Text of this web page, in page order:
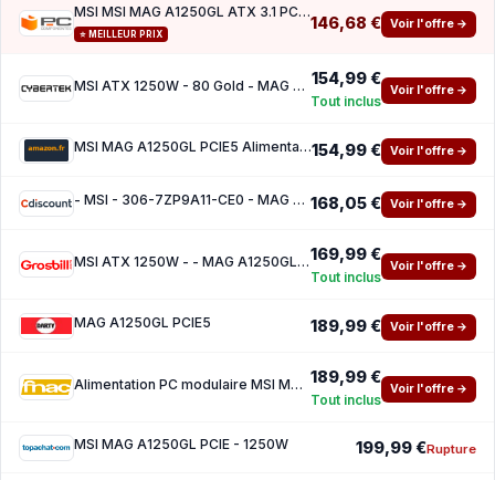
MSI MSI MAG A1250GL ATX 3.1 PCIe 5.1 1250W 80 Plus Gold Modulaire
⭐ MEILLEUR PRIX
146,68 € Voir l'offre →
MSI ATX 1250W - 80 Gold - MAG A1250GL PCIE5 Noir 154,99 €
Tout inclus
Voir l'offre →
MSI MAG A1250GL PCIE5 Alimentation modulaire ATX 3.1, 80 Plus Gold154,99 € Voir l'offre →
- MSI - 306-7ZP9A11-CE0 - MAG A1250GL PCIE5 168,05 € Voir l'offre →
MSI ATX 1250W - - MAG A1250GL PCIE5 Black169,99 €
Tout inclus
Voir l'offre →
MAG A1250GL PCIE5 189,99 € Voir l'offre →
Alimentation PC modulaire MSI MAG A1250GL PCIE5 1250W 80 PLUS Gold Black 189,99 €
Tout inclus
Voir l'offre →
MSI MAG A1250GL PCIE - 1250W 199,99 €Rupture